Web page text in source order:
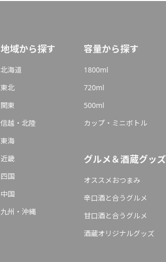
地域から探す
北海道
東北
関東
信越・北陸
東海
近畿
四国
中国
九州・沖縄
容量から探す
1800ml
720ml
500ml
カップ・ミニボトル
グルメ＆酒蔵グッズ
オススメおつまみ
辛口酒と合うグルメ
甘口酒と合うグルメ
酒蔵オリジナルグッズ